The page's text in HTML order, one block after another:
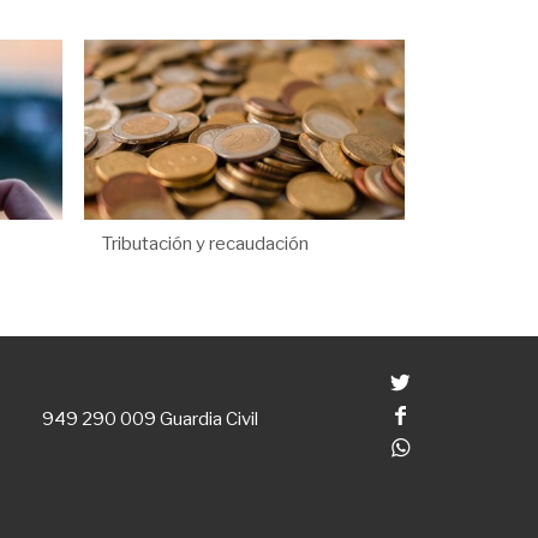
Tributación y recaudación
949 290 009 Guardia Civil